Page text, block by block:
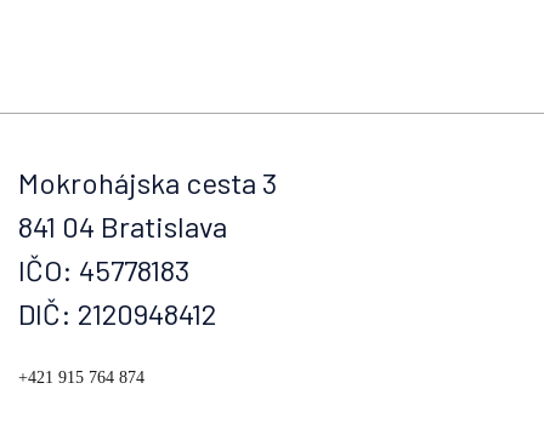
Mokrohájska cesta 3
841 04 Bratislava
IČO: 45778183
DIČ: 2120948412
+421 915 764 874